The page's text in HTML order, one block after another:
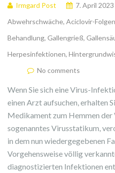
Irmgard Post 7. April 2023
Abwehrschwäche, Aciclovir-Folgen
Behandlung, Gallengrieß,
Herpesinfektionen,
No comments
Wenn Sie sich eine Virus-
einen Arzt aufsuchen, erhalten
Medikament zum Hemmen der
sogenanntes Virusstatikum,
in dem nun wiedergegebenen
Vorgehensweise völlig
diagnostizierten Infektionen